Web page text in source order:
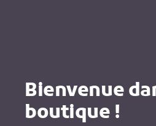
Bienvenue
boutique !